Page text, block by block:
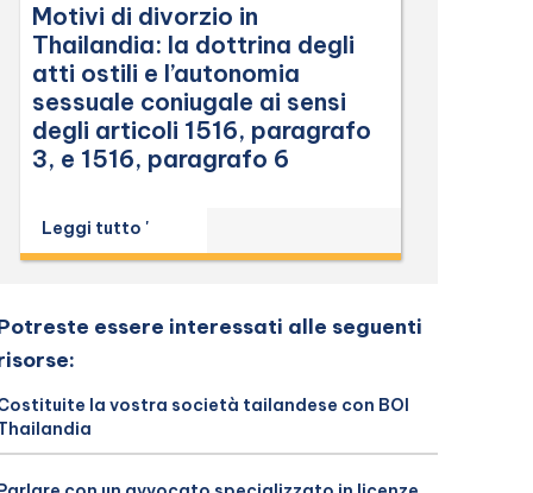
Motivi di divorzio in
Thailandia: la dottrina degli
atti ostili e l’autonomia
sessuale coniugale ai sensi
degli articoli 1516, paragrafo
3, e 1516, paragrafo 6
Leggi tutto '
essere interessati alle seguenti
la vostra società tailandese con BOI